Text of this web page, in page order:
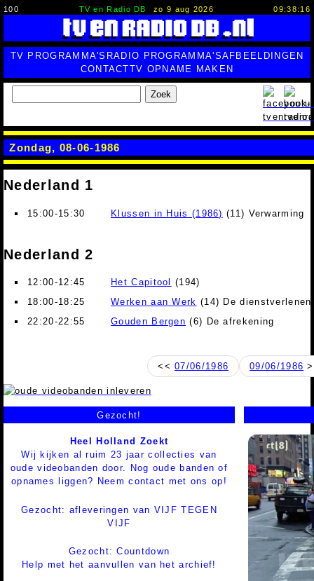
100 TV en Radio DB zo 9 aug 2026 09:38:17
TV PROGRAMMA'S RADIO PROGRAMMA'SAFBEELDINGEN
CONTACTTV OPNAME MAKEN
Zoek
Zondag, 08-06-1986
Nederland 1
15:00-15:30 Klussen in Huis (1986) (11) Verwarming
Nederland 2
12:00-12:45 Het Capitool
(194)
18:00-18:25
Werken aan Werk (14) De
22:20-22:55
Gouden Bergen (6) De afrekening
<<07/06/1986 09/06/1986
Gezocht!
Heel Holland Zoekt
Wij kijken al ruim 23 jaar collecties van
oude videobanden door. Nog oude banden of
opnames liggen? Neem contact met ons op!
Gezocht: afleveringen van VIJF TEGEN
VIJF
Gezocht: Countdown
Help met het aanvullen van het archief!